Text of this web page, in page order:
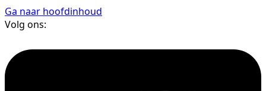
Ga naar hoofdinhoud
Volg ons: